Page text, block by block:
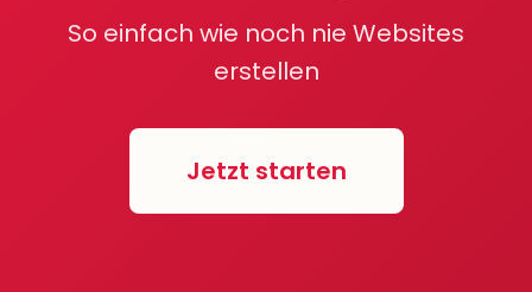
So einfach wie noch nie Websites
erstellen
Jetzt starten